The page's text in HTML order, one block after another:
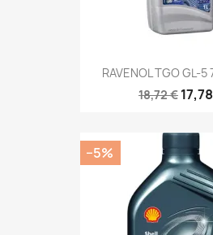
RAVENOL TGO GL-5
18,72 €
−5%